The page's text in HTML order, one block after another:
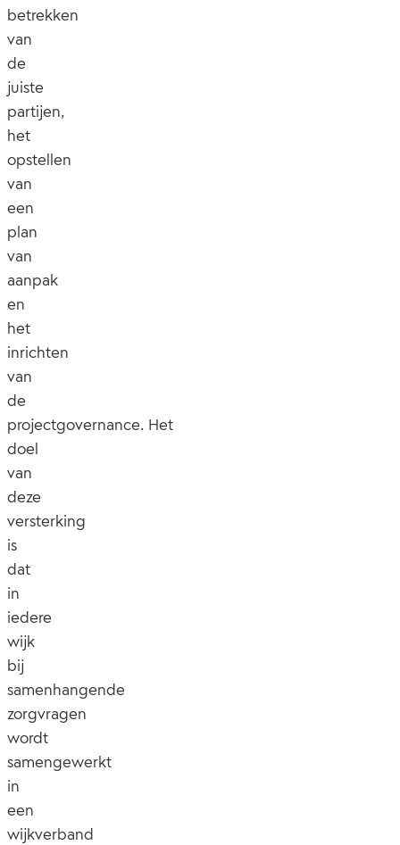
betrekken
van
de
juiste
partijen,
het
opstellen
van
een
plan
van
aanpak
en
het
inrichten
van
de
projectgovernance. Het
doel
van
deze
versterking
is
dat
in
iedere
wijk
bij
samenhangende
zorgvragen
wordt
samengewerkt
in
een
wijkverband